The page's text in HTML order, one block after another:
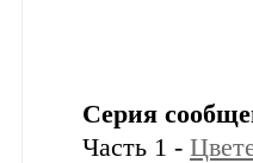
Серия
Часть 1 -